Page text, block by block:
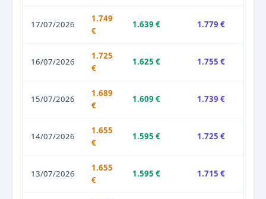
17/07/2026
1.749
€
1.639 € 1.779 €
16/07/2026
1.725
€
1.625 € 1.755 €
15/07/2026
1.689
€
1.609 € 1.739 €
14/07/2026
1.655
€
1.595 € 1.725 €
13/07/2026
1.655
€
1.595 € 1.715 €